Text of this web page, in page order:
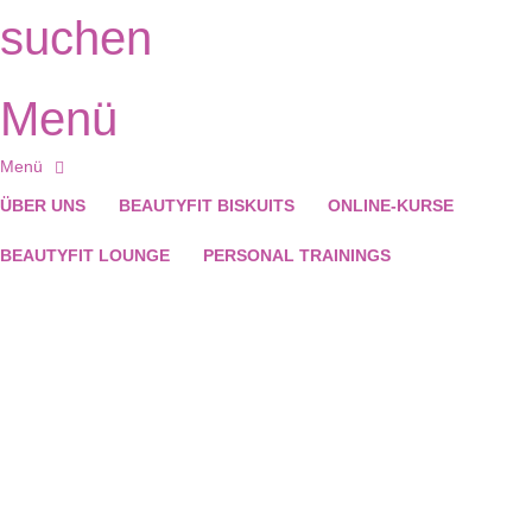
suchen
Menü
ÜBER UNS BEAUTYFIT BISKUITS ONLINE-KURSE
BEAUTYFIT LOUNGE PERSONAL TRAININGS